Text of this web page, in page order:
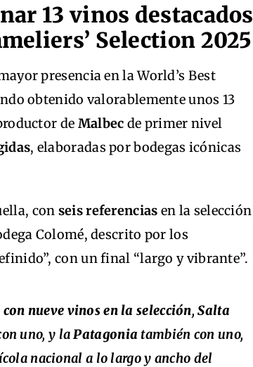
13 vinos destacados
Selection 2025
presencia en la World’s Best
obtenido valorablemente unos 13
de Malbec de primer nivel
, elaboradas por bodegas icónicas
con seis referencias en la selección
Colomé, descrito por los
con un final “largo y vibrante”.
nueve vinos en la selección,Salta
uno, y laPatagonia también con uno,
nacional a lo largo y ancho del